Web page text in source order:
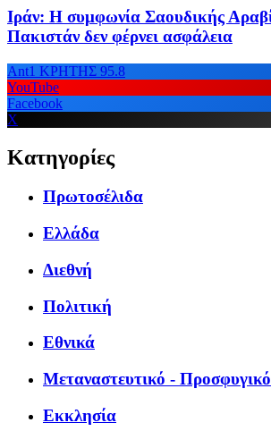
Ιράν: Η συμφωνία Σαουδικής
Πακιστάν δεν φέρνει ασφάλεια
Ant1 ΚΡΗΤΗΣ 95.8
YouTube
Facebook
X
Κατηγορίες
Πρωτοσέλιδα
Ελλάδα
Διεθνή
Πολιτική
Εθνικά
Μεταναστευτικό - Προσφυγικό
Εκκλησία